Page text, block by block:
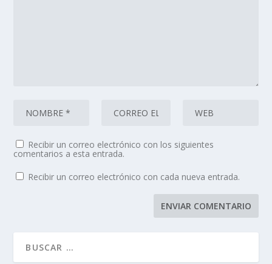
Recibir un correo electrónico con los siguientes
comentarios a esta entrada.
Recibir un correo electrónico con cada nueva entrada.